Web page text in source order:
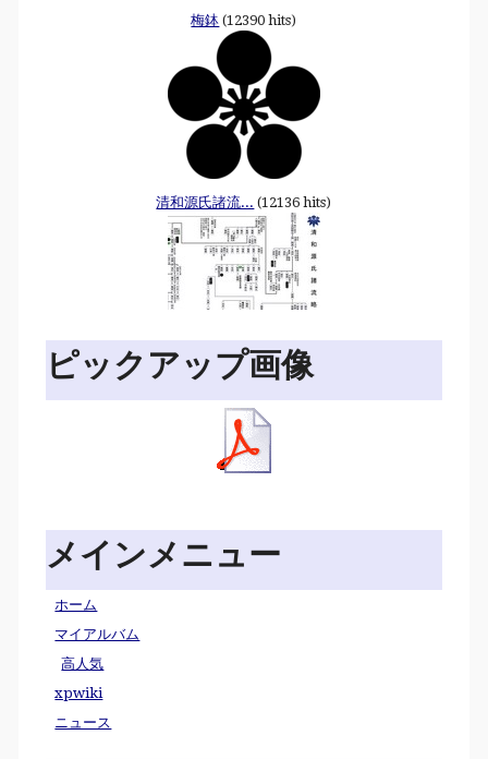
梅鉢 (12390 hits)
清和源氏諸流... (12136 hits)
ピックアップ画像
メインメニュー
ホーム
マイアルバム
高人気
xpwiki
ニュース